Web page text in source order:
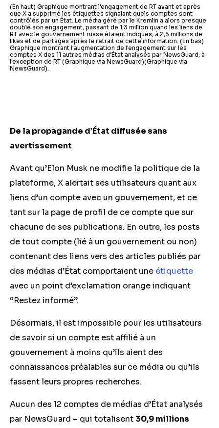
(En haut) Graphique montrant l'engagement de RT avant et après
que X a supprimé les étiquettes signalant quels comptes sont
contrôlés par un État. Le média géré par le Kremlin a alors presque
doublé son engagement, passant de 1,3 million quand les liens de
RT avec le gouvernement russe étaient indiqués, à 2,5 millions de
likes et de partages après le retrait de cette information. (En bas)
Graphique montrant l'augmentation de l'engagement sur les
comptes X des 11 autres médias d’État analysés par NewsGuard, à
l'exception de RT (Graphique via NewsGuard)(Graphique via
NewsGuard).
De la propagande d’État diffusée sans
avertissement
Avant qu’Elon Musk ne modifie la politique de la
plateforme, X alertait ses utilisateurs quant aux
liens d’un compte avec un gouvernement, et ce
tant sur la page de profil de ce compte que sur
chacune de ses publications. En outre, les posts
de tout compte (lié à un gouvernement ou non)
contenant des liens vers des articles publiés par
des médias d’État comportaient une étiquette
avec un point d’exclamation orange indiquant
“Restez informé”.
Désormais, il est impossible pour les utilisateurs
de savoir si un compte est affilié à un
gouvernement à moins qu’ils aient des
connaissances préalables sur ce média ou qu’ils
fassent leurs propres recherches.
Aucun des 12 comptes de médias d’État analysés
par NewsGuard – qui totalisent 30,9 millions